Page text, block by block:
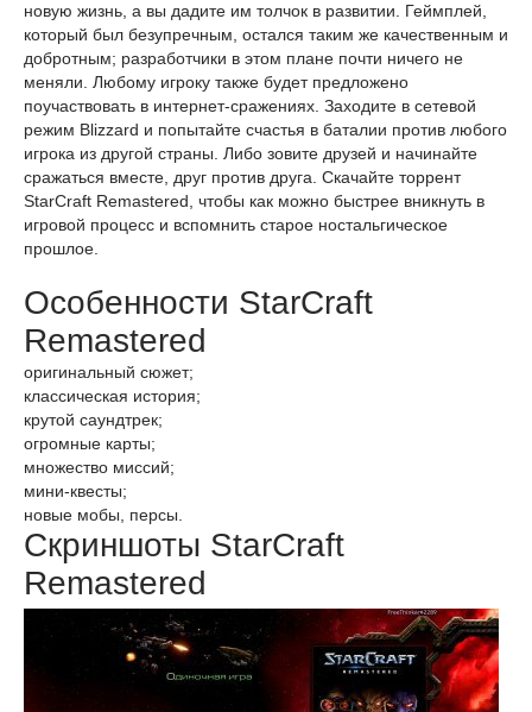
новую жизнь, а вы дадите им толчок в развитии. Геймплей,
который был безупречным, остался таким же качественным и
добротным; разработчики в этом плане почти ничего не
меняли. Любому игроку также будет предложено
поучаствовать в интернет-сражениях. Заходите в сетевой
режим Blizzard и попытайте счастья в баталии против любого
игрока из другой страны. Либо зовите друзей и начинайте
сражаться вместе, друг против друга. Скачайте торрент
StarCraft Remastered, чтобы как можно быстрее вникнуть в
игровой процесс и вспомнить старое ностальгическое
прошлое.
Особенности StarCraft
Remastered
оригинальный сюжет;
классическая история;
крутой саундтрек;
огромные карты;
множество миссий;
мини-квесты;
новые мобы, персы.
Скриншоты StarCraft
Remastered